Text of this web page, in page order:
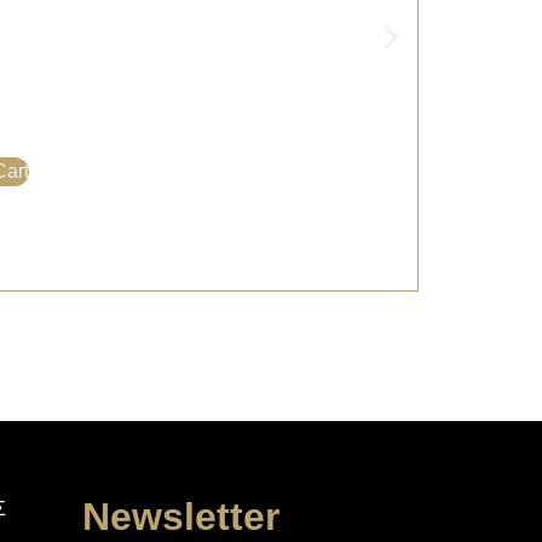
Newsletter